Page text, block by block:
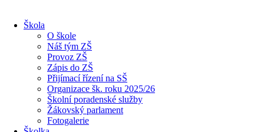
Škola
O škole
Náš tým ZŠ
Provoz ZŠ
Zápis do ZŠ
Přijímací řízení na SŠ
Organizace šk. roku 2025/26
Školní poradenské služby
Žákovský parlament
Fotogalerie